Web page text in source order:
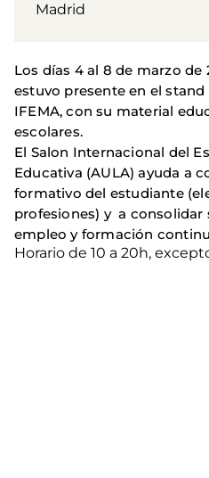
Madrid
Los días 4 al 8 de marzo de
estuvo presente en el stand
IFEMA, con su material
escolares.
El Salon Internacional del
Educativa (AULA)ayuda a
formativo del estudiante
profesiones) y a consolidar
empleo y formación
Horario de 10 a 20h,